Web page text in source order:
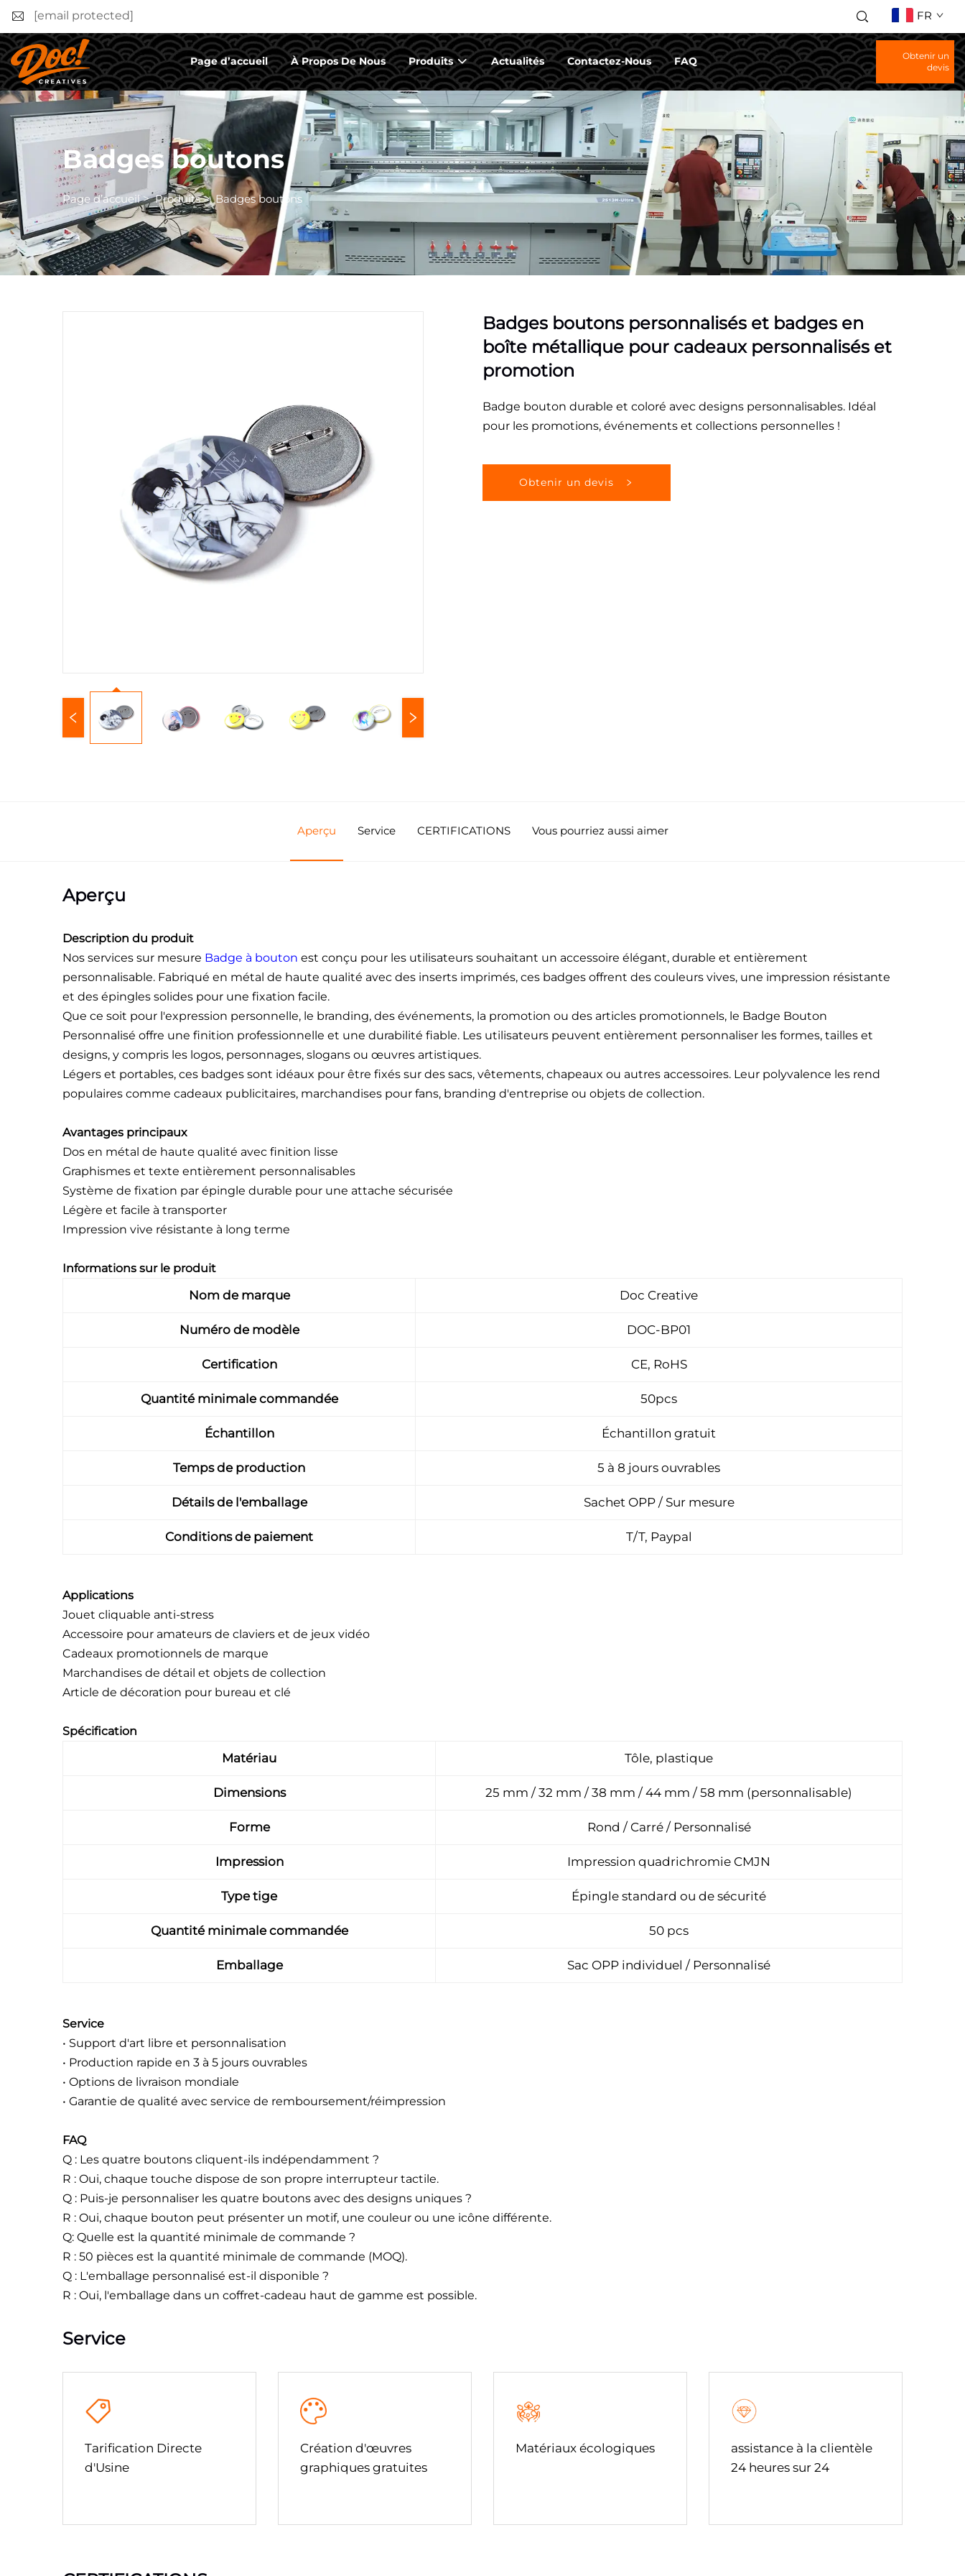
[email protected] FR
Page d’accueil À Propos De Nous Produits Actualités Contactez-Nous FAQ
Obtenir un
devis
Badges boutons
Page d’accueil>Produits>Badges boutons
Badges boutons personnalisés et badges en
boîte métallique pour cadeaux personnalisés et
promotion
Badge bouton durable et coloré avec designs personnalisables. Idéal
pour les promotions, événements et collections personnelles !
Obtenir un devis
Aperçu Service CERTIFICATIONS Vous pourriez aussi aimer
Aperçu
Description du produit
Nos services sur mesure Badge à bouton est conçu pour les utilisateurs souhaitant un accessoire élégant, durable et entièrement
personnalisable. Fabriqué en métal de haute qualité avec des inserts imprimés, ces badges offrent des couleurs vives, une impression résistante
et des épingles solides pour une fixation facile.
Que ce soit pour l'expression personnelle, le branding, des événements, la promotion ou des articles promotionnels, le Badge Bouton
Personnalisé offre une finition professionnelle et une durabilité fiable. Les utilisateurs peuvent entièrement personnaliser les formes, tailles et
designs, y compris les logos, personnages, slogans ou œuvres artistiques.
Légers et portables, ces badges sont idéaux pour être fixés sur des sacs, vêtements, chapeaux ou autres accessoires. Leur polyvalence les rend
populaires comme cadeaux publicitaires, marchandises pour fans, branding d'entreprise ou objets de collection.
Avantages principaux
Dos en métal de haute qualité avec finition lisse
Graphismes et texte entièrement personnalisables
Système de fixation par épingle durable pour une attache sécurisée
Légère et facile à transporter
Impression vive résistante à long terme
Informations sur le produit
Nom de marque Doc Creative
Numéro de modèle DOC-BP01
Certification CE, RoHS
Quantité minimale commandée 50pcs
Échantillon Échantillon gratuit
Temps de production 5 à 8 jours ouvrables
Détails de l'emballage Sachet OPP / Sur mesure
Conditions de paiement T/T, Paypal
Applications
Jouet cliquable anti-stress
Accessoire pour amateurs de claviers et de jeux vidéo
Cadeaux promotionnels de marque
Marchandises de détail et objets de collection
Article de décoration pour bureau et clé
Spécification
Matériau Tôle, plastique
Dimensions 25 mm / 32 mm / 38 mm / 44 mm / 58 mm (personnalisable)
Forme Rond / Carré / Personnalisé
Impression Impression quadrichromie CMJN
Type tige Épingle standard ou de sécurité
Quantité minimale commandée 50 pcs
Emballage Sac OPP individuel / Personnalisé
Service
• Support d'art libre et personnalisation
• Production rapide en 3 à 5 jours ouvrables
• Options de livraison mondiale
• Garantie de qualité avec service de remboursement/réimpression
FAQ
Q : Les quatre boutons cliquent-ils indépendamment ?
R : Oui, chaque touche dispose de son propre interrupteur tactile.
Q : Puis-je personnaliser les quatre boutons avec des designs uniques ?
R : Oui, chaque bouton peut présenter un motif, une couleur ou une icône différente.
Q: Quelle est la quantité minimale de commande ?
R : 50 pièces est la quantité minimale de commande (MOQ).
Q : L'emballage personnalisé est-il disponible ?
R : Oui, l'emballage dans un coffret-cadeau haut de gamme est possible.
Service
Tarification Directe
d'Usine
Création d'œuvres
graphiques gratuites
Matériaux écologiques
assistance à la clientèle
24 heures sur 24